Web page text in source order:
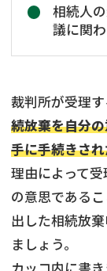
相続人
議に関
裁判所が受理す
続放棄を自分
手に手続きさ
理由によって
の意思である
出した相続放
ましょう。